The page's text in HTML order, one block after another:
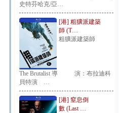
史特芬哈克/亞…
[港] 粗獷派建築
師 (T…
粗獷派建築師
The Brutalist 導 演：布拉迪科
貝特演 …
[港] 窒息倒
數 (Last …